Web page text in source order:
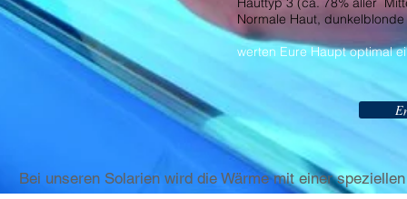
Bei unseren Solarien wird die Wärme mit einer
Normale Haut,
werten Eure Haupt optimal